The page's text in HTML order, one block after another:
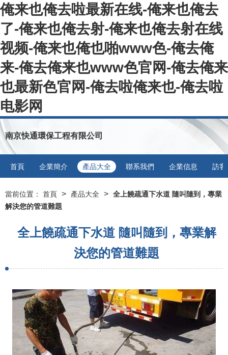
俺来也俺去啦最新在线-俺来也俺去
了-俺来也俺去射-俺来也俺去射在线
视频-俺来也俺也啪www色-俺去俺
来-俺去俺来也www色官网-俺去俺来
也最新色官网-俺去啦俺来也-俺去啦
电影网
南京快通環保工程有限公司
首頁 企業簡介 產品大全 聯系我們 企業信息 訪客
當前位置： 首頁 > 產品大全 > 全上饒疏通下水道 隨叫隨到，專業
解決您的管道難題
全上饒疏通下水道 隨叫隨到，專業解
決您的管道難題